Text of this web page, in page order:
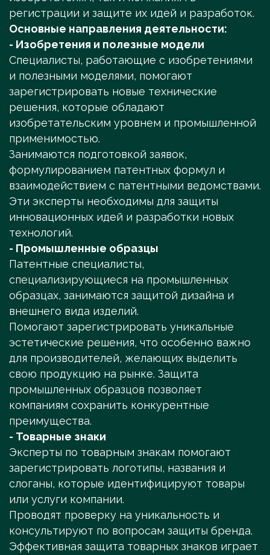
регистрации и защите их идей и разработок.
Основные направления деятельности:
- Изобретения и полезные модели
Специалисты, работающие с изобретениями
и полезными моделями, помогают
зарегистрировать новые технические
решения, которые обладают
изобретательским уровнем и промышленной
применимостью.
Занимаются подготовкой заявок,
формулированием патентных формул и
взаимодействием с патентными ведомствами.
Эти эксперты необходимы для защиты
инновационных идей и разработки новых
технологий.
- Промышленные образцы
Патентные специалисты,
специализирующиеся на промышленных
образцах, занимаются защитой дизайна и
внешнего вида изделий.
Помогают зарегистрировать уникальные
эстетические решения, что особенно важно
для производителей, желающих выделить
свою продукцию на рынке. Защита
промышленных образцов позволяет
компаниям сохранить конкурентные
преимущества.
- Товарные знаки
Эксперты по товарным знакам помогают
зарегистрировать логотипы, названия и
слоганы, которые идентифицируют товары
или услуги компании.
Проводят проверку на уникальность и
консультируют по вопросам защиты бренда.
Эффективная защита товарных знаков играет